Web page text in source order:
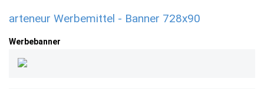
arteneur Werbemittel - Banner 728x90
Werbebanner